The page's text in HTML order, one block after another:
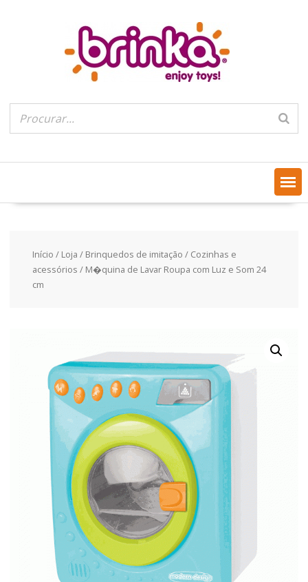
Início / Loja / Brinquedos de imitação / Cozinhas e
acessórios / M�quina de Lavar Roupa com Luz e Som 24
cm